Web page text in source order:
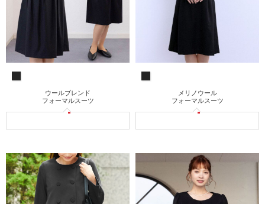
ウールブレンド
フォーマルスーツ
メリノウール
フォーマルスーツ